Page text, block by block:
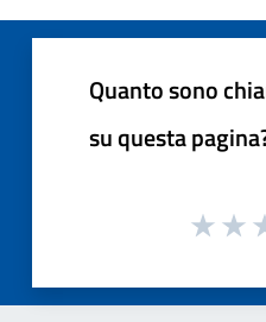
Quanto sono
su questa